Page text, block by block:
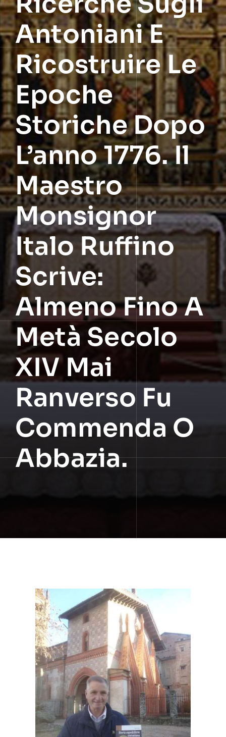
Antoniani E
Ricostruire Le
Epoche
Storiche Dopo
L’anno 1776. Il
Maestro
Monsignor
Italo Ruffino
Scrive:
Almeno Fino A
Metà Secolo
XIV Mai
Ranverso Fu
Commenda O
Abbazia.